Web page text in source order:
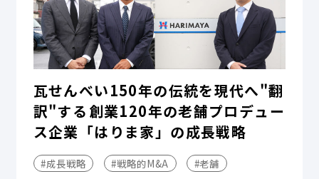
瓦せんべい150年の伝統を現代へ"翻
訳"する――創業120年の老舗プロデュー
ス企業「はりま家」の成長戦略
#成長戦略 #戦略的M&A #老舗